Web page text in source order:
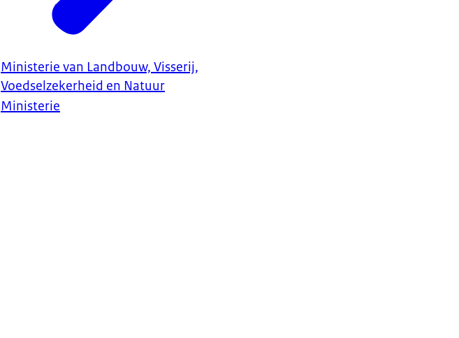
Ministerie van Landbouw, Visserij,
Voedselzekerheid en Natuur
Ministerie